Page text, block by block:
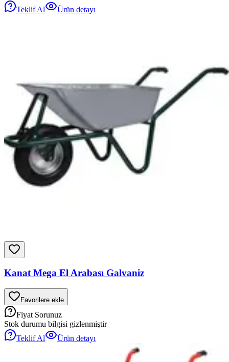
Teklif Al
Ürün detayı
Kanat Mega El Arabası Galvaniz
Favorilere ekle
Fiyat Sorunuz
Stok durumu bilgisi gizlenmiştir
Teklif Al
Ürün detayı